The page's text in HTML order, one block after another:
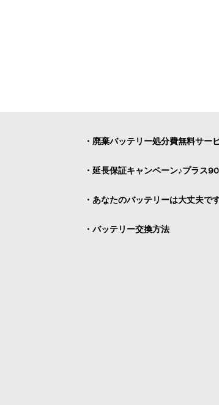
・廃棄バッテリー処分費無料サー
・延長保証キャンペーン♪プラス90
・あなたのバッテリーは大丈夫で
・バッテリー交換方法